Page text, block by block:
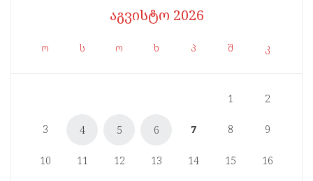
აგვისტო 2026
ო ს ო ხ პ შ კ
1 2
3 4 5 6 7 8 9
10 11 12 13 14 15 16